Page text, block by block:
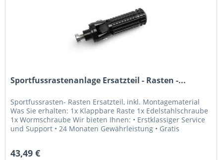
Sportfussrastenanlage Ersatzteil - Rasten -...
Sportfussrasten- Rasten Ersatzteil, inkl. Montagematerial
Was Sie erhalten: 1x Klappbare Raste 1x Edelstahlschraube
1x Wormschraube Wir bieten Ihnen: • Erstklassiger Service
und Support • 24 Monaten Gewährleistung • Gratis
43,49 €